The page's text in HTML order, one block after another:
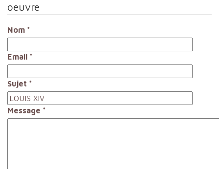
oeuvre
Nom *
Email *
Sujet *
Message *